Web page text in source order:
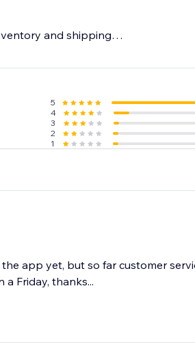
and shipping
Importify gives you the tools to
5
4
3
2
1
app yet, but so far customer
Friday, thanks...